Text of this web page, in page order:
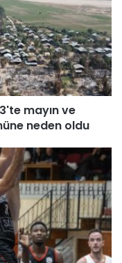
mayın ve
neden oldu